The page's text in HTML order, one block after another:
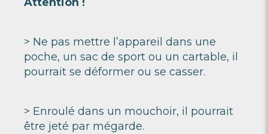
> Ne pas mettre l’appareil dans une
poche, un sac de sport ou un cartable, il
pourrait se déformer ou se casser.
> Enroulé dans un mouchoir, il pourrait
être jeté par mégarde.